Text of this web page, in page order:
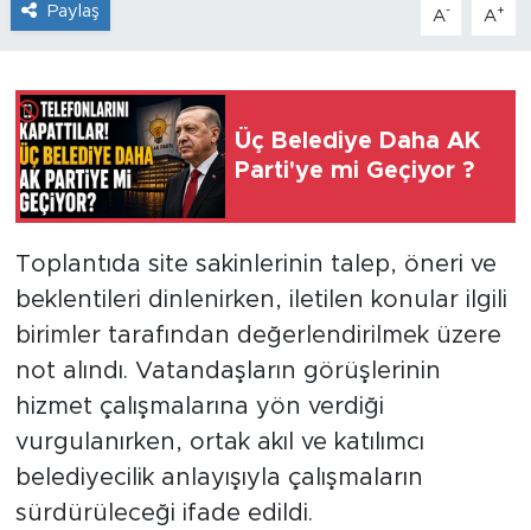
Paylaş A- A+
Üç Belediye Daha AK
Parti'ye mi Geçiyor ?
Toplantıda site sakinlerinin talep, öneri ve
beklentileri dinlenirken, iletilen konular ilgili
birimler tarafından değerlendirilmek üzere
not alındı. Vatandaşların görüşlerinin
hizmet çalışmalarına yön verdiği
vurgulanırken, ortak akıl ve katılımcı
belediyecilik anlayışıyla çalışmaların
sürdürüleceği ifade edildi.